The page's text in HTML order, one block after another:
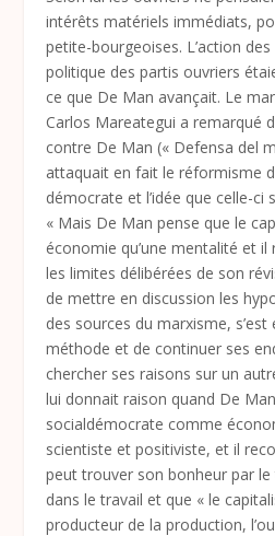
intérêts matériels immédiats,
petite-bourgeoises. L’action
politique des partis ouvriers
ce que De Man avançait. Le
Carlos Mareategui a remarqué
contre De Man (« Defensa del
attaquait en fait le réformisme
démocrate et l’idée que celle-ci
« Mais De Man pense que le
économie qu’une mentalité et
les limites délibérées de son
de mettre en discussion les
des sources du marxisme, s’est
méthode et de continuer ses
chercher ses raisons sur un
lui donnait raison quand De
socialdémocrate comme
scientiste et positiviste, et il
peut trouver son bonheurpar le
dans le travail et que « le
producteur de la production,